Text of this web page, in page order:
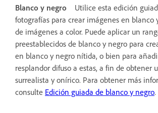
Blanco y negro
Utilice esta edición
fotografías para crear imágenes en blanco
de imágenes a color. Puede aplicar un
preestablecidos de blanco y negro para
en blanco y negro nítida, o bien para
resplandor difuso a estas, a fin de obtener
surrealista y onírico. Para obtener más
consulte Edición guiada de blanco y negro.